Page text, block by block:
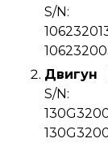
S/N:
Двигун
S/N: